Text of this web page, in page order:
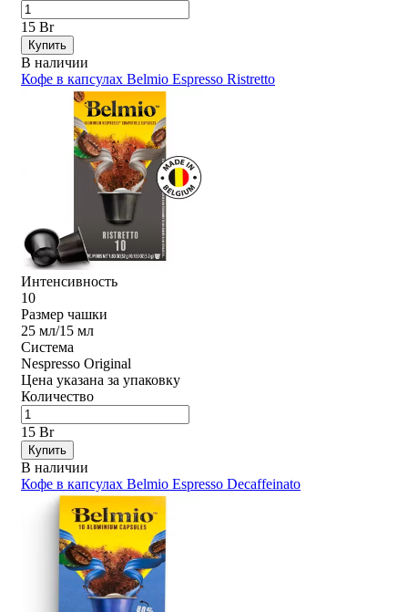
15 Br
Купить
В наличии
Кофе в капсулах Belmio Espresso Ristretto
Интенсивность
10
Размер чашки
25 мл/15 мл
Система
Nespresso Original
Цена указана за упаковку
Количество
15 Br
Купить
В наличии
Кофе в капсулах Belmio Espresso Decaffeinato